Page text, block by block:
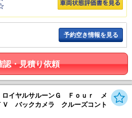
予約空き情報を見る
認・見積り依頼
ロイヤルサルーンＧ Ｆｏｕｒ メ
Ｖ バックカメラ クルーズコント